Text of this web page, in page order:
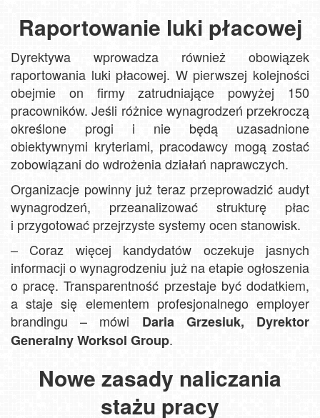
Raportowanie luki płacowej
Dyrektywa wprowadza również obowiązek
raportowania luki płacowej. W pierwszej kolejności
obejmie on firmy zatrudniające powyżej 150
pracowników. Jeśli różnice wynagrodzeń przekroczą
określone progi i nie będą uzasadnione
obiektywnymi kryteriami, pracodawcy mogą zostać
zobowiązani do wdrożenia działań naprawczych.
Organizacje powinny już teraz przeprowadzić audyt
wynagrodzeń, przeanalizować strukturę płac
i przygotować przejrzyste systemy ocen stanowisk.
– Coraz więcej kandydatów oczekuje jasnych
informacji o wynagrodzeniu już na etapie ogłoszenia
o pracę. Transparentność przestaje być dodatkiem,
a staje się elementem profesjonalnego employer
brandingu – mówi Daria Grzesiuk, Dyrektor
Generalny Worksol Group.
Nowe zasady naliczania
stażu pracy